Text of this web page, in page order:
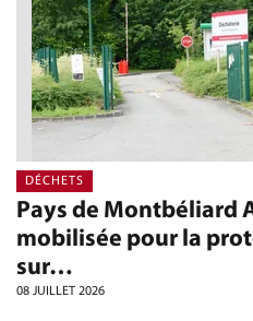
Pays de Montbéliard
mobilisée pour la
sur…
08 JUILLET 2026
DÉCHETS